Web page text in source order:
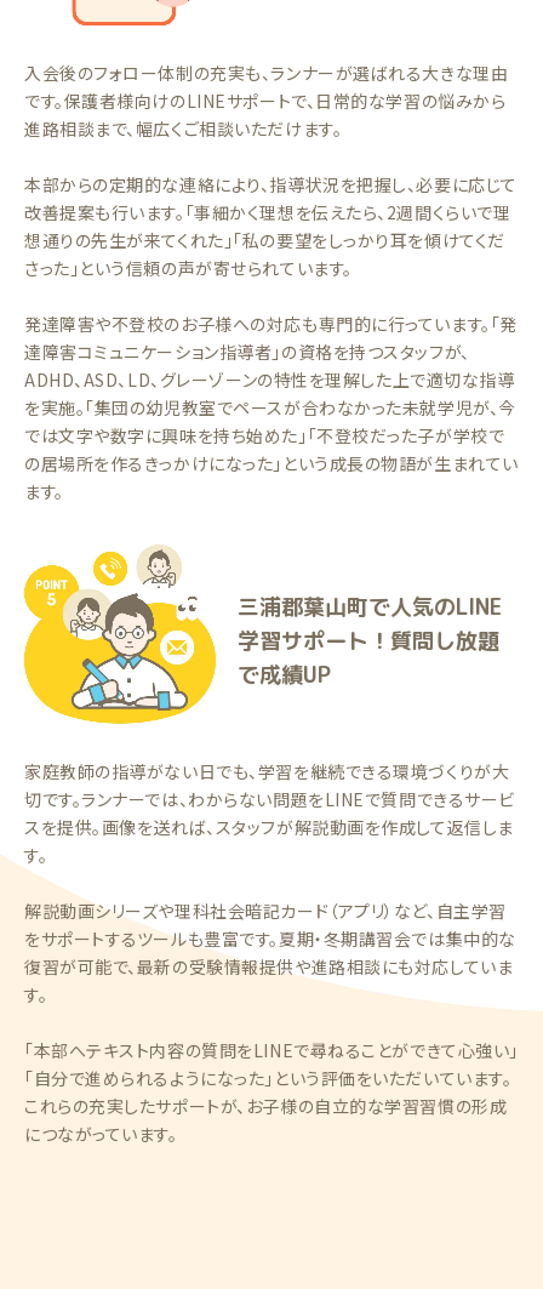
入会後のフォロー体制の充実も、ランナーが選ばれる大きな理由
です。保護者様向けのLINEサポートで、日常的な学習の悩みから
進路相談まで、幅広くご相談いただけます。
本部からの定期的な連絡により、指導状況を把握し、必要に応じて
改善提案も行います。「事細かく理想を伝えたら、2週間くらいで理
想通りの先生が来てくれた」「私の要望をしっかり耳を傾けてくだ
さった」という信頼の声が寄せられています。
発達障害や不登校のお子様への対応も専門的に行っています。「発
達障害コミュニケーション指導者」の資格を持つスタッフが、
ADHD、ASD、LD、グレーゾーンの特性を理解した上で適切な指導
を実施。「集団の幼児教室でペースが合わなかった未就学児が、今
では文字や数字に興味を持ち始めた」「不登校だった子が学校で
の居場所を作るきっかけになった」という成長の物語が生まれてい
ます。
三浦郡葉山町で人気のLINE
学習サポート！質問し放題
で成績UP
家庭教師の指導がない日でも、学習を継続できる環境づくりが大
切です。ランナーでは、わからない問題をLINEで質問できるサービ
スを提供。画像を送れば、スタッフが解説動画を作成して返信しま
す。
解説動画シリーズや理科社会暗記カード（アプリ）など、自主学習
をサポートするツールも豊富です。夏期・冬期講習会では集中的な
復習が可能で、最新の受験情報提供や進路相談にも対応していま
す。
「本部へテキスト内容の質問をLINEで尋ねることができて心強い」
「自分で進められるようになった」という評価をいただいています。
これらの充実したサポートが、お子様の自立的な学習習慣の形成
につながっています。